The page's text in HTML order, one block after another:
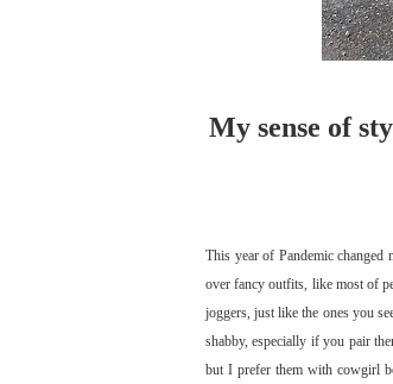
My sense of
This year of Pandemic
over fancy outfits, like most of
joggers, just like the ones you
shabby, especially if you pair
but I prefer them with cowgirl